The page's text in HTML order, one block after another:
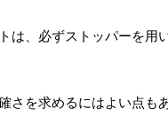
は、必ずストッパーを用
さを求めるにはよい点も